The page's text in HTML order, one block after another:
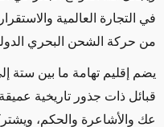
في التجارة العالمية
من حركة الشحن البحري
يضم إقليم تهامة ما بين ستة
قبائل ذات جذور تاريخية
عك والأشاعرة والحكم،